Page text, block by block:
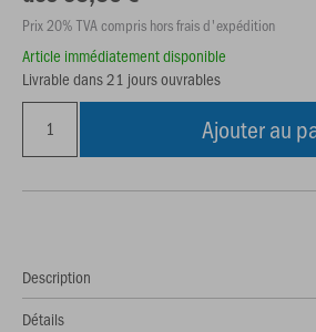
Prix 20% TVA compris hors frais d'expédition
Article immédiatement disponible
Livrable dans 21 jours ouvrables
Ajouter au
Description
Détails